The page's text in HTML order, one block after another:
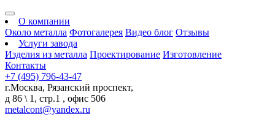
О компании
Около металла Фотогалерея Видео блог Отзывы
Услуги завода
Изделия из металла Проектирование Изготовление
Контакты
+7 (495) 796-43-47
г.Москва, Рязанский проспект,
д 86 \ 1, стр.1 , офис 506
metalcont@yandex.ru